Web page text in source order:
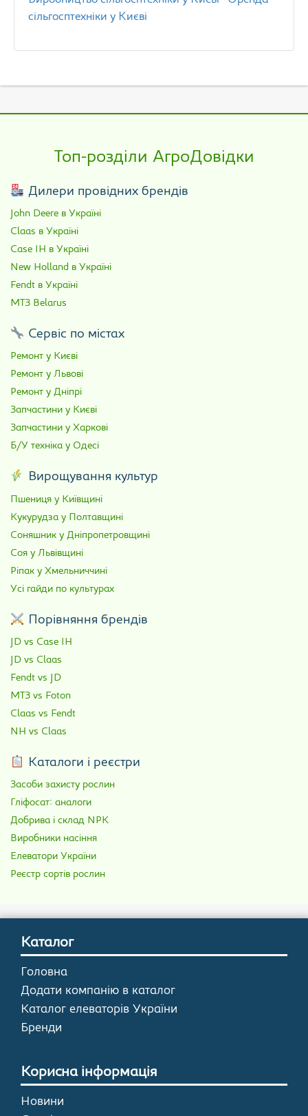
сільгосптехніки у Києві
Топ-розділи АгроДовідки
Дилери провідних брендів
John Deere в Україні
Claas в Україні
Case IH в Україні
New Holland в Україні
Fendt в Україні
МТЗ Belarus
Сервіс по містах
Ремонт у Києві
Ремонт у Львові
Ремонт у Дніпрі
Запчастини у Києві
Запчастини у Харкові
Б/У техніка у Одесі
Вирощування культур
Пшениця у Київщині
Кукурудза у Полтавщині
Соняшник у Дніпропетровщині
Соя у Львівщині
Ріпак у Хмельниччині
Усі гайди по культурах
Порівняння брендів
JD vs Case IH
JD vs Claas
Fendt vs JD
МТЗ vs Foton
Claas vs Fendt
NH vs Claas
Каталоги і реєстри
Засоби захисту рослин
Гліфосат: аналоги
Добрива і склад NPK
Виробники насіння
Елеватори України
Реєстр сортів рослин
Каталог
Головна
Додати компанію в каталог
Каталог елеваторів України
Бренди
Корисна інформація
Новини